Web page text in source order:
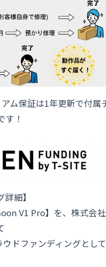
ム保証は1年更新で付属
す！
細】
V1 Pro】を、株式会社
ドファンディングとして